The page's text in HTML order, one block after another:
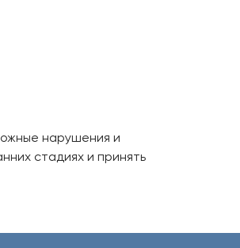
нарушения и
стадиях и принять